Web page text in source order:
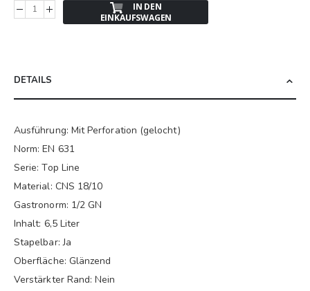
IN DEN
EINKAUFSWAGEN
DETAILS
Ausführung: Mit Perforation (gelocht)
Norm: EN 631
Serie: Top Line
Material: CNS 18/10
Gastronorm: 1/2 GN
Inhalt: 6,5 Liter
Stapelbar: Ja
Oberfläche: Glänzend
Verstärkter Rand: Nein